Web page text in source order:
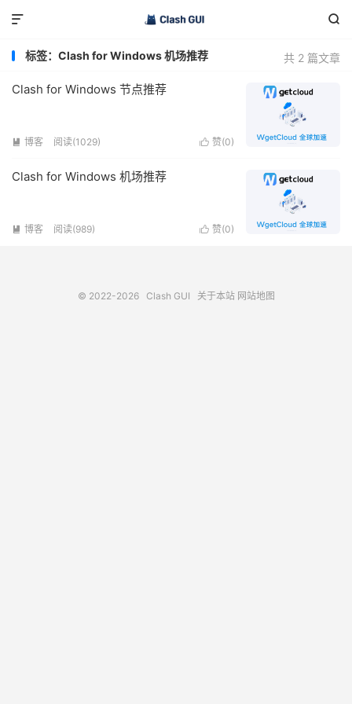


共 2 篇文章
标签：Clash for Windows 机场推荐
Clash for Windows 节点推荐
 赞(0)
 博客 阅读(1029)
Clash for Windows 机场推荐
 赞(0)
 博客 阅读(989)
© 2022-2026 Clash GUI 关于本站 网站地图